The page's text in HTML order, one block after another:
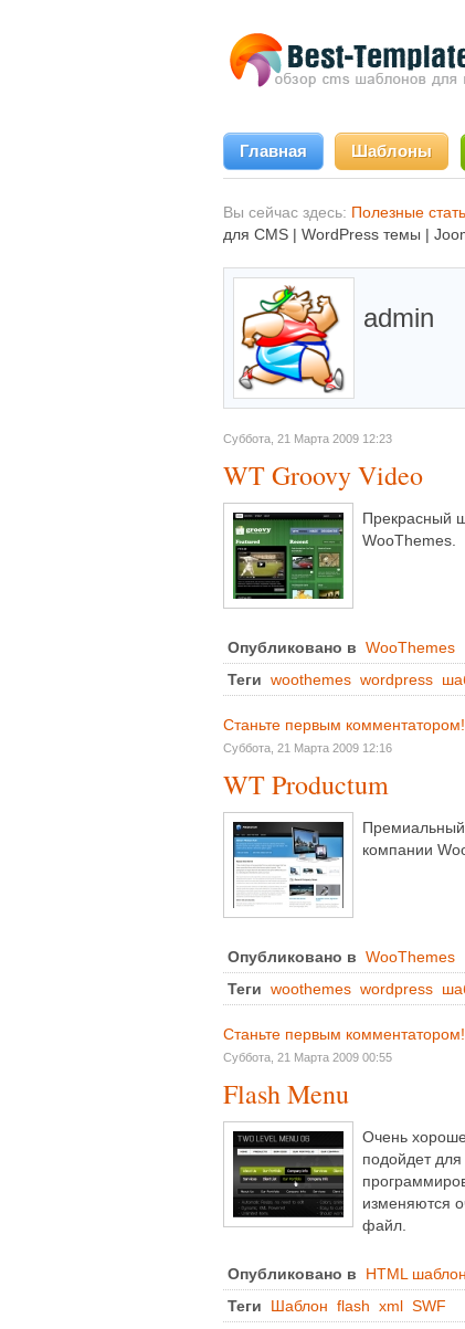
Главная Шаблоны
Вы сейчас здесь: Полезные
для CMS | WordPress темы |
admin
Суббота, 21 Марта 2009 12:23
WT Groovy Video
Прекрасный
WooThemes.
Опубликовано в WooThemes
Теги woothemes wordpress
Станьте первым комментатором!
Суббота, 21 Марта 2009 12:16
WT Productum
Премиальный
компании
Опубликовано в WooThemes
Теги woothemes wordpress
Станьте первым комментатором!
Суббота, 21 Марта 2009 00:55
Flash Menu
Очень
подойдет
изменяются
файл.
Опубликовано в
HTML
Теги
Шаблон flash xml SWF